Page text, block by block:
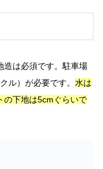
造は必須です。駐車場
ル）が必要です。 水は
の下地は5cmぐらいで